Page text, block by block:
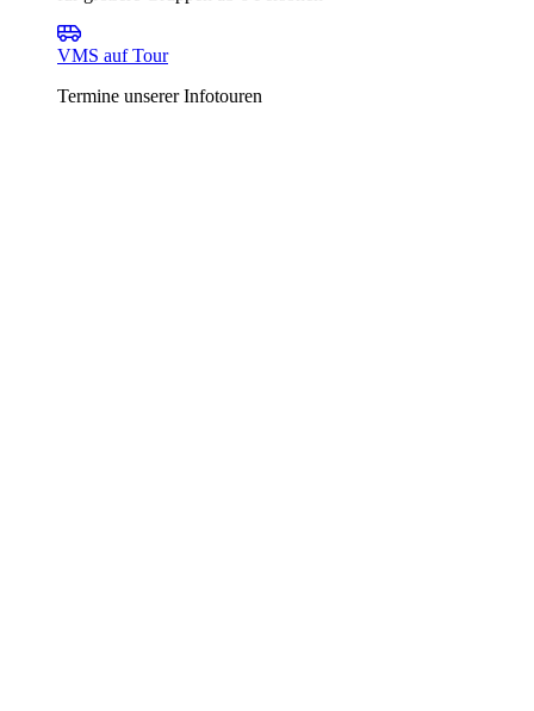
VMS auf Tour
Termine unserer Infotouren